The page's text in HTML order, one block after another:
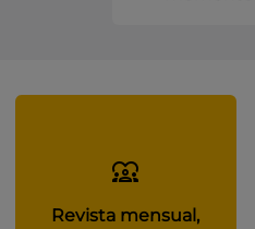
Revista mensual,